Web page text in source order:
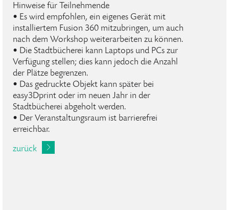
Hinweise für Teilnehmende
• Es wird empfohlen, ein eigenes Gerät mit
installiertem Fusion 360 mitzubringen, um auch
nach dem Workshop weiterarbeiten zu können.
• Die Stadtbücherei kann Laptops und PCs zur
Verfügung stellen; dies kann jedoch die Anzahl
der Plätze begrenzen.
• Das gedruckte Objekt kann später bei
easy3Dprint oder im neuen Jahr in der
Stadtbücherei abgeholt werden.
• Der Veranstaltungsraum ist barrierefrei
erreichbar.
zurück